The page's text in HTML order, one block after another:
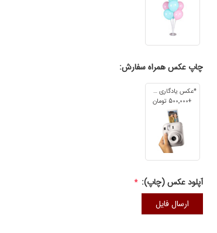
چاپ عکس همراه سفارش:
*عکس یادگاری 7cm*5cm
+500٬000 تومان
آپلود عکس (چاپ): *
ارسال فایل